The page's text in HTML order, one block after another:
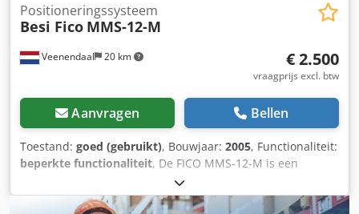
Veenendaal 20 km
Positioneringssysteem
Besi Fico MMS-12-M
€ 2.500
vraagprijs excl. btw
Aanvragen Bellen
Toestand: goed (gebruikt), Bouwjaar: 2005, Functionaliteit:
beperkte functionaliteit, De FICO MMS-12-M is een
Manual Molding System voor de encapsulatie (transfer
molding) van halfgeleiders. Het is een mechanische